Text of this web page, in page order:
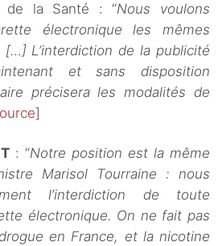
de la Santé : “Nous voulons
électronique les mêmes
[…] L’interdiction de la publicité
et sans disposition
précisera les modalités de
]
: “Notre position est la même
Marisol Tourraine : nous
l’interdiction de toute
électronique. On ne fait pas
en France, et la nicotine